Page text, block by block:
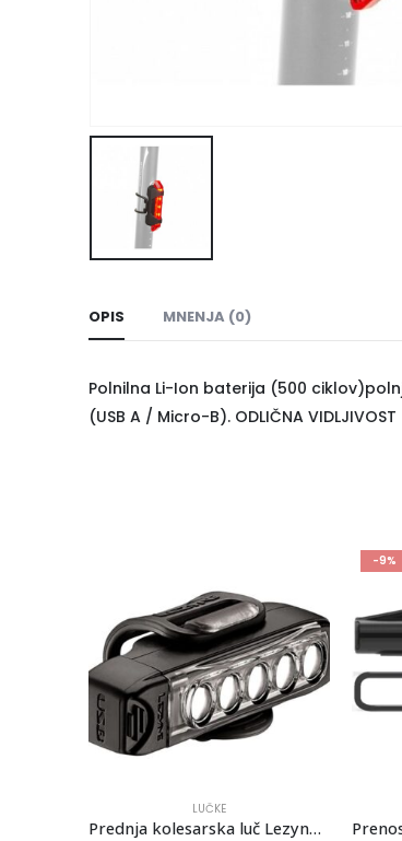
OPIS MNENJA (0)
Polnilna Li-Ion baterija (500
(USB A / Micro-B). ODLIČNA VIDLJIVOST
LUČKE
Prenosni polnilec Lezyne Infinite Light Power Pack+